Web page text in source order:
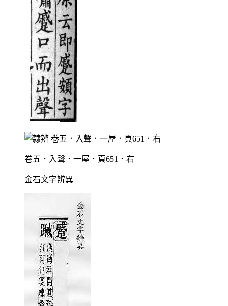
卷五．入聲．一屋．頁651．右
金石文字辨異